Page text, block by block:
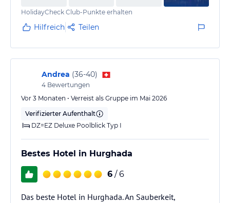
HolidayCheck Club-Punkte erhalten
Hilfreich Teilen
Andrea (36-40)
4 Bewertungen
Vor 3 Monaten • Verreist als Gruppe im Mai 2026
Verifizierter Aufenthalt
DZ=EZ Deluxe Poolblick Typ I
Bestes Hotel in Hurghada
6 / 6
Das beste Hotel in Hurghada. An Sauberkeit,